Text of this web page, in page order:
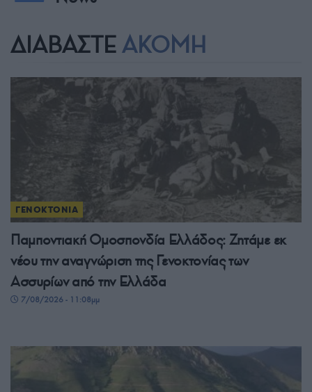
ΔΙΑΒΑΣΤΕ ΑΚΟΜΗ
ΓΕΝΟΚΤΟΝΙΑ
Παμποντιακή Ομοσπονδία Ελλάδος: Ζητάμε εκ
νέου την αναγνώριση της Γενοκτονίας των
Ασσυρίων από την Ελλάδα
7/08/2026 - 11:08μμ